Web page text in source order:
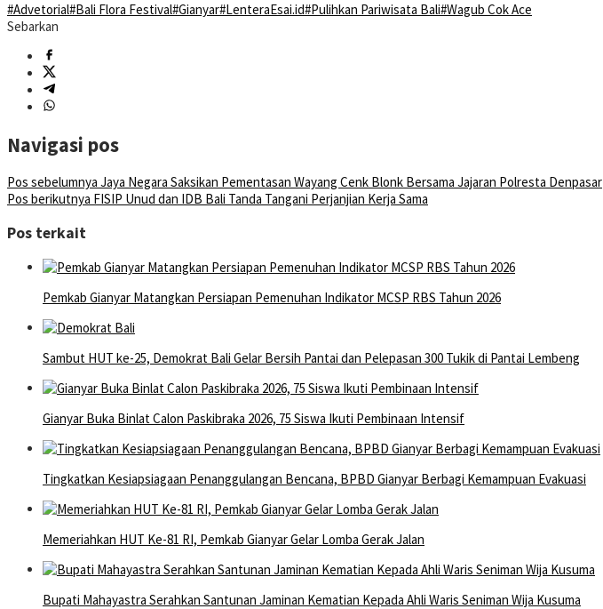
#Advetorial#Bali Flora Festival#Gianyar#LenteraEsai.id#Pulihkan Pariwisata Bali#Wagub Cok Ace
Sebarkan
Navigasi pos
Pos sebelumnya Jaya Negara Saksikan Pementasan Wayang Cenk Blonk Bersama Jajaran Polresta Denpasar
Pos berikutnya FISIP Unud dan IDB Bali Tanda Tangani Perjanjian Kerja Sama
Pos terkait
Pemkab Gianyar Matangkan Persiapan Pemenuhan Indikator MCSP RBS Tahun 2026
Sambut HUT ke-25, Demokrat Bali Gelar Bersih Pantai dan Pelepasan 300 Tukik di Pantai Lembeng
Gianyar Buka Binlat Calon Paskibraka 2026, 75 Siswa Ikuti Pembinaan Intensif
Tingkatkan Kesiapsiagaan Penanggulangan Bencana, BPBD Gianyar Berbagi Kemampuan Evakuasi
Memeriahkan HUT Ke-81 RI, Pemkab Gianyar Gelar Lomba Gerak Jalan
Bupati Mahayastra Serahkan Santunan Jaminan Kematian Kepada Ahli Waris Seniman Wija Kusuma